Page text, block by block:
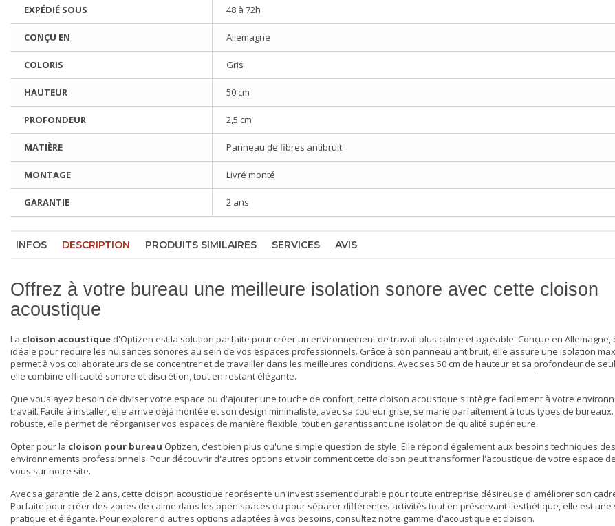
EXPÉDIÉ SOUS 48 à 72h
CONÇU EN Allemagne
COLORIS Gris
HAUTEUR 50 cm
PROFONDEUR 2,5 cm
MATIÈRE Panneau de fibres antibruit
MONTAGE Livré monté
GARANTIE 2 ans
INFOS DESCRIPTION PRODUITS SIMILAIRES SERVICES AVIS
Offrez à votre bureau une meilleure isolation sonore avec cette cloison
acoustique
La cloison acoustique d'Optizen est la solution parfaite pour créer un environnement de travail plus calme et agréable. Conçue en Allemagne,
idéale pour réduire les nuisances sonores au sein de vos espaces professionnels. Grâce à son panneau antibruit, elle assure une isolation
permet à vos collaborateurs de se concentrer et de travailler dans les meilleures conditions. Avec ses 50 cm de hauteur et sa profondeur de
elle combine efficacité sonore et discrétion, tout en restant élégante.
Que vous ayez besoin de diviser votre espace ou d'ajouter une touche de confort, cette cloison acoustique s'intègre facilement à votre
travail. Facile à installer, elle arrive déjà montée et son design minimaliste, avec sa couleur grise, se marie parfaitement à tous types de bureaux.
robuste, elle permet de réorganiser vos espaces de manière flexible, tout en garantissant une isolation de qualité supérieure.
Opter pour la cloison pour bureau Optizen, c'est bien plus qu'une simple question de style. Elle répond également aux besoins techniques des
environnements professionnels. Pour découvrir d'autres options et voir comment cette cloison peut transformer l'acoustique de votre espace
vous sur notre site.
Avec sa garantie de 2 ans, cette cloison acoustique représente un investissement durable pour toute entreprise désireuse d'améliorer son
Parfaite pour créer des zones de calme dans les open spaces ou pour séparer différentes activités tout en préservant l'esthétique, elle est une
pratique et élégante. Pour explorer d'autres options adaptées à vos besoins, consultez notre gamme d'acoustique et cloison.